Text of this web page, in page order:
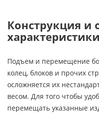
Конструкция и
характеристики
Подъем и перемещение
колец, блоков и прочих
осложняется их
весом. Для того чтобы
перемещать указанные